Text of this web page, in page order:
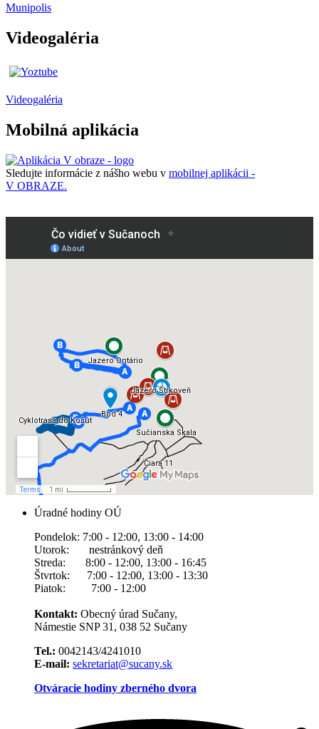
Munipolis
Videogaléria
Videogaléria
Mobilná aplikácia
Sledujte informácie z nášho webu v mobilnej aplikácii -
V OBRAZE.
Úradné hodiny OÚ
Pondelok: 7:00 - 12:00, 13:00 - 14:00
Utorok: nestránkový deň
Streda: 8:00 - 12:00, 13:00 - 16:45
Štvrtok: 7:00 - 12:00, 13:00 - 13:30
Piatok: 7:00 - 12:00
Kontakt: Obecný úrad Sučany,
Námestie SNP 31, 038 52 Sučany
Tel.: 0042143/4241010
E-mail: sekretariat@sucany.sk
Otváracie hodiny zberného dvora